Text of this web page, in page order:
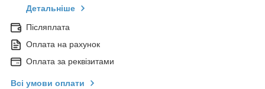
Детальніше
Післяплата
Оплата на рахунок
Оплата за реквізитами
Всі умови оплати